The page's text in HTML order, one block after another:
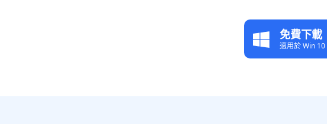
免費下載
適用於 Win